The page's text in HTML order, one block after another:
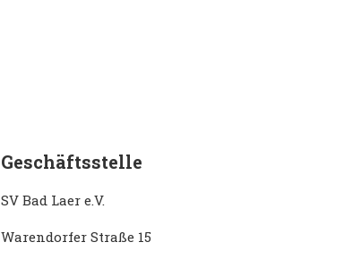
Geschäftsstelle
SV Bad Laer e.V.
Warendorfer Straße 15